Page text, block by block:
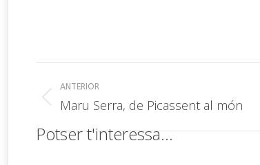
Navegación
entre
publicaciones
ANTERIOR
Publicación
Maru Serra, de Picassent al món
Potser t'interessa...